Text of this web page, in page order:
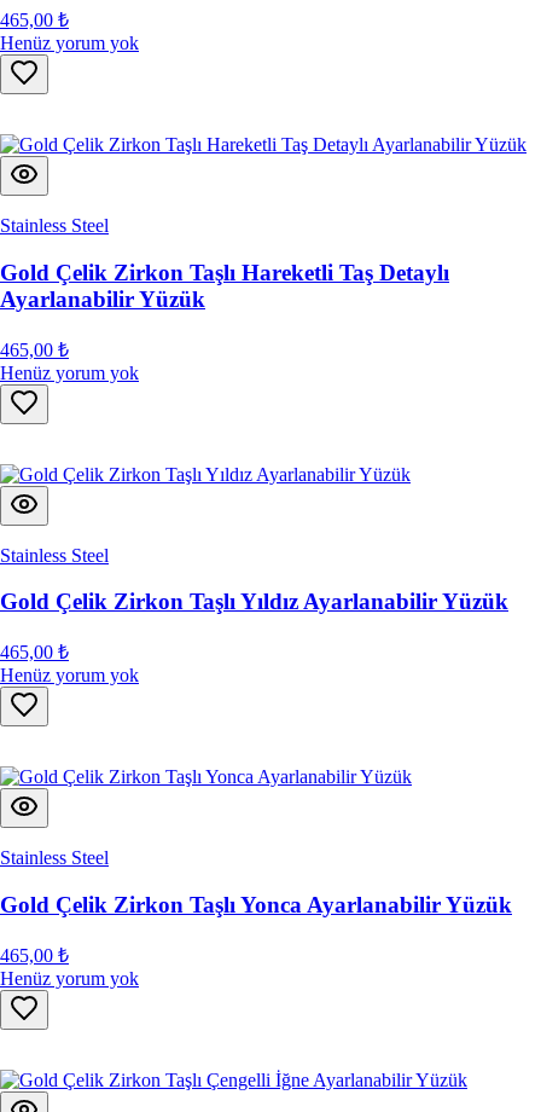
465,00 ₺
Henüz yorum yok
Stainless Steel
Gold Çelik Zirkon Taşlı Hareketli Taş Detaylı
Ayarlanabilir Yüzük
465,00 ₺
Henüz yorum yok
Stainless Steel
Gold Çelik Zirkon Taşlı Yıldız Ayarlanabilir Yüzük
465,00 ₺
Henüz yorum yok
Stainless Steel
Gold Çelik Zirkon Taşlı Yonca Ayarlanabilir Yüzük
465,00 ₺
Henüz yorum yok